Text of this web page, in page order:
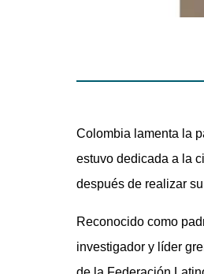
Colombia lamenta la
estuvo dedicada a la
después de realizar
Reconocido como
investigador y líder